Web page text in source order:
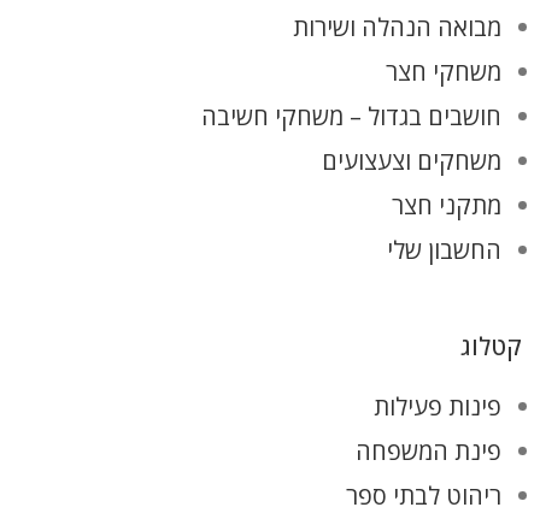
מבואה הנהלה ושירות
משחקי חצר
חושבים בגדול – משחקי חשיבה
משחקים וצעצועים
מתקני חצר
החשבון שלי
קטלוג
פינות פעילות
פינת המשפחה
ריהוט לבתי ספר